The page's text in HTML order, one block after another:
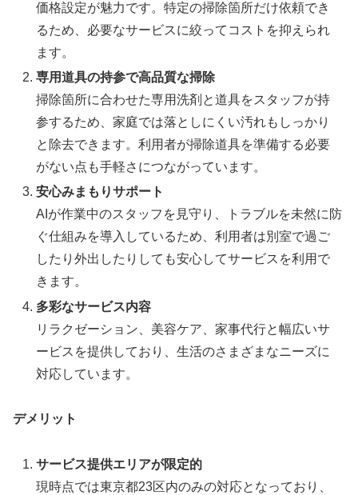
価格設定が魅力です。特定の掃除箇所だけ依頼でき
るため、必要なサービスに絞ってコストを抑えられ
ます。
専用道具の持参で高品質な掃除
掃除箇所に合わせた専用洗剤と道具をスタッフが持
参するため、家庭では落としにくい汚れもしっかり
と除去できます。利用者が掃除道具を準備する必要
がない点も手軽さにつながっています。
安心みまもりサポート
AIが作業中のスタッフを見守り、トラブルを未然に防
ぐ仕組みを導入しているため、利用者は別室で過ご
したり外出したりしても安心してサービスを利用で
きます。
多彩なサービス内容
リラクゼーション、美容ケア、家事代行と幅広いサ
ービスを提供しており、生活のさまざまなニーズに
対応しています。
デメリット
サービス提供エリアが限定的
現時点では東京都23区内のみの対応となっており、